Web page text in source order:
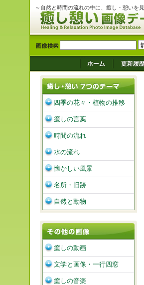
～自然と時間の流れの中に、癒し・憩いを
四季の花々・植物の推移
癒しの言葉
時間の流れ
水の流れ
懐かしい風景
名所・旧跡
自然と動物
癒しの動画
文学と画像・一行四窓
癒しの音楽